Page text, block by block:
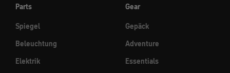
Parts
Spiegel
Beleuchtung
Elektrik
Gear
Gepäck
Adventure
Essentials